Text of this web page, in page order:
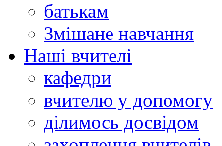
батькам
Змішане навчання
Наші вчителі
кафедри
вчителю у допомогу
ділимось досвідом